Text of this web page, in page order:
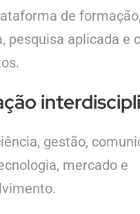
de
pesquisa aplicada e
gestão,
mercado e